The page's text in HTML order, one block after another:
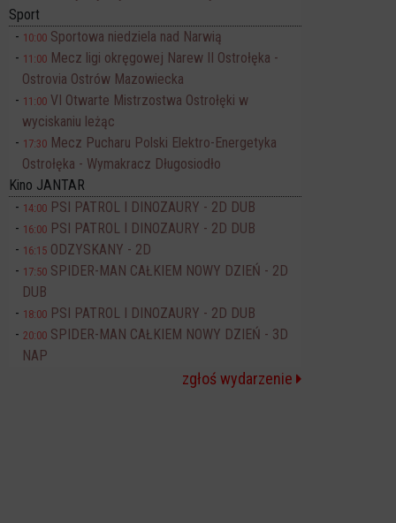
Sport
10:00 Sportowa niedziela nad Narwią
11:00 Mecz ligi okręgowej Narew II Ostrołęka -
Ostrovia Ostrów Mazowiecka
11:00 VI Otwarte Mistrzostwa Ostrołęki w
wyciskaniu leżąc
17:30 Mecz Pucharu Polski Elektro-Energetyka
Ostrołęka - Wymakracz Długosiodło
Kino JANTAR
14:00 PSI PATROL I DINOZAURY - 2D DUB
16:00 PSI PATROL I DINOZAURY - 2D DUB
16:15 ODZYSKANY - 2D
17:50 SPIDER-MAN CAŁKIEM NOWY DZIEŃ - 2D
DUB
18:00 PSI PATROL I DINOZAURY - 2D DUB
20:00 SPIDER-MAN CAŁKIEM NOWY DZIEŃ - 3D
NAP
zgłoś wydarzenie